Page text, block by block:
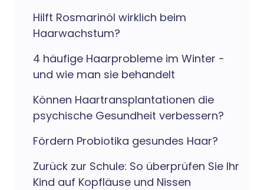
Hilft Rosmarinöl wirklich beim
Haarwachstum?
4 häufige Haarprobleme im Winter -
und wie man sie behandelt
Können Haartransplantationen die
psychische Gesundheit verbessern?
Fördern Probiotika gesundes Haar?
Zurück zur Schule: So überprüfen Sie Ihr
Kind auf Kopfläuse und Nissen